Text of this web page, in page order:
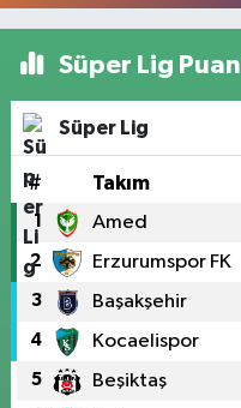
Süper Lig
Süper Lig
# Takım
1 Amed
2 Erzurumspor FK
3 Başakşehir
4 Kocaelispor
5 Beşiktaş